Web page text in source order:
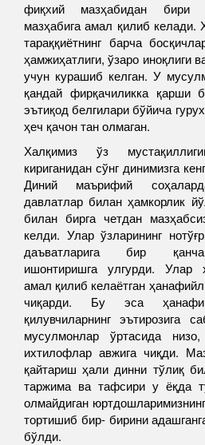
фиқхий мазҳабидан бири
мазҳабига амал қилиб келади.
тараққиётнинг барча
ҳамжиҳатлиги, ўзаро иноқлиги
учун курашиб келган. У
қандай фирқачиликка қарши
эътиқод белгилари бўйича
ҳеч қачон тан олмаган.
Халқимиз ўз
кириганидан сўнг динимизга
Диний маърифий
давлатлар билан ҳамкорлик
билан бирга четдан
келди. Улар ўзларининг
даъватларига бир
ишонтиришга улгурди. Улар
амал қилиб келаётган
чиқарди. Бу эса
қилувчиларнинг эътирозига
мусулмонлар ўртасида
ихтилофлар авжига чиқди.
қайтариш ҳали динни тўлиқ
таржима ва тафсири у ёқда
олмайдиган
тортишиб бир- бирини
бўлди.